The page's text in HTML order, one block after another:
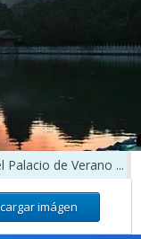
de Verano ...
imágen